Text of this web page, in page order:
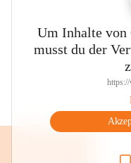
Um Inhalte von
musst du der